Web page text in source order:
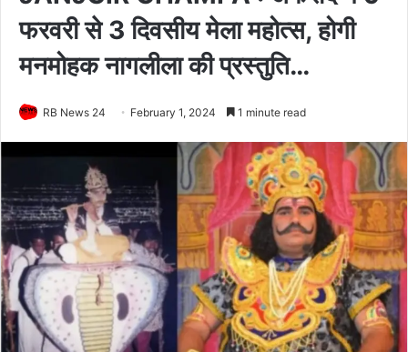
फरवरी से 3 दिवसीय मेला महोत्स, होगी
मनमोहक नागलीला की प्रस्तुति…
RB News 24 February 1, 2024 1 minute read